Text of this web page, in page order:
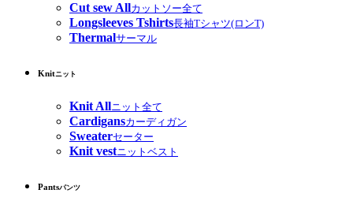
Cut sew Allカットソー全て
Longsleeves Tshirts長袖Tシャツ(ロンT)
Thermalサーマル
Knitニット
Knit Allニット全て
Cardigansカーディガン
Sweaterセーター
Knit vestニットベスト
Pantsパンツ